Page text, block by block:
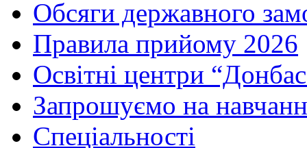
Обсяги державного
Правила прийому 2026
Освітні центри
Запрошуємо на
Спеціальності